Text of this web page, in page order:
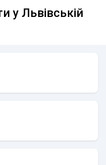
у Львівській